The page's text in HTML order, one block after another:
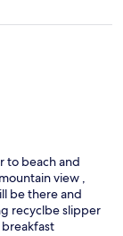
to beach and
view ,
be there and
recyclbe slipper